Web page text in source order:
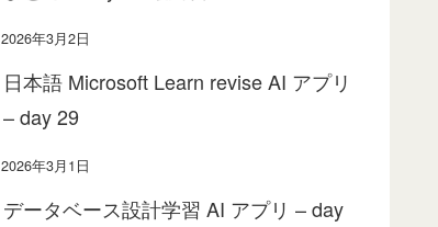
2026年3月2日
日本語 Microsoft Learn revise AI アプリ
– day 29
2026年3月1日
データベース設計学習 AI アプリ – day